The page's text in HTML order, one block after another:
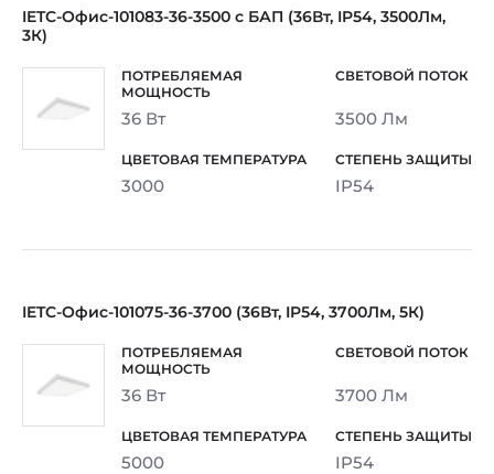
IETC-Офис-101083-36-3500 с БАП (36Вт, IP54, 3500Лм,
3К)
36 Вт 3500 Лм
3000 IP54
IETC-Офис-101075-36-3700 (36Вт, IP54, 3700Лм, 5К)
36 Вт 3700 Лм
5000 IP54